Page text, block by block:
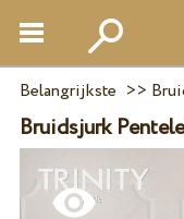
Belangrijkste >>
Bruidsjurk